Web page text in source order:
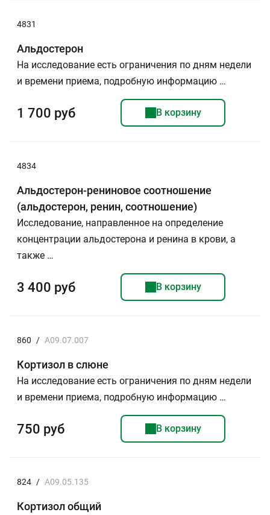
4831
Альдостерон
На исследование есть ограничения по дням недели
и времени приема, подробную информацию …
1 700 руб В корзину
4834
Альдостерон-рениновое соотношение
(альдостерон, ренин, соотношение)
Исследование, направленное на определение
концентрации альдостерона и ренина в крови, а
также …
3 400 руб В корзину
860 / A09.07.007
Кортизол в слюне
На исследование есть ограничения по дням недели
и времени приема, подробную информацию …
750 руб В корзину
824 / A09.05.135
Кортизол общий